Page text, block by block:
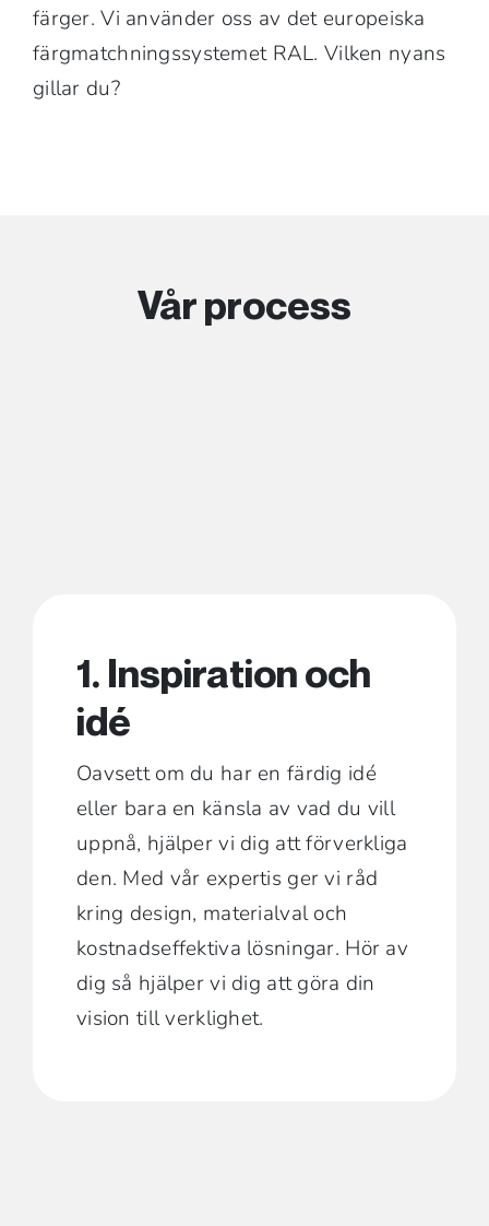
färger. Vi använder oss av det europeiska
färgmatchningssystemet RAL. Vilken nyans
gillar du?
Vår process
1. Inspiration och
idé
Oavsett om du har en färdig idé
eller bara en känsla av vad du vill
uppnå, hjälper vi dig att förverkliga
den. Med vår expertis ger vi råd
kring design, materialval och
kostnadseffektiva lösningar. Hör av
dig så hjälper vi dig att göra din
vision till verklighet.